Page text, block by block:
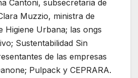
Cantoni, subsecretaria de
Muzzio, ministra de
Higiene Urbana; las ongs
Sustentabilidad Sin
de las empresas
Pulpack y CEPRARA.